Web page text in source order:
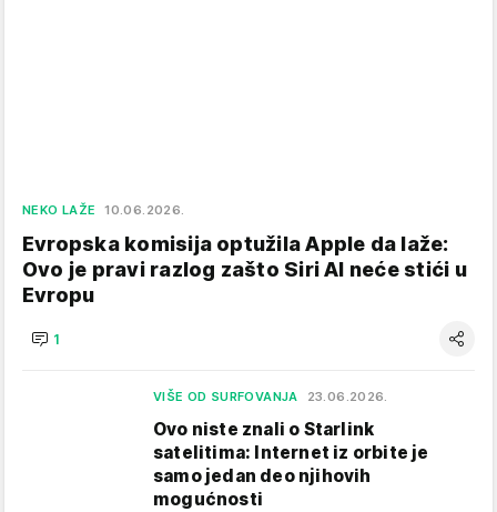
NEKO LAŽE 10.06.2026.
Evropska komisija optužila Apple da laže:
Ovo je pravi razlog zašto Siri AI neće stići u
Evropu
1
VIŠE OD SURFOVANJA 23.06.2026.
Ovo niste znali o Starlink
satelitima: Internet iz orbite je
samo jedan deo njihovih
mogućnosti